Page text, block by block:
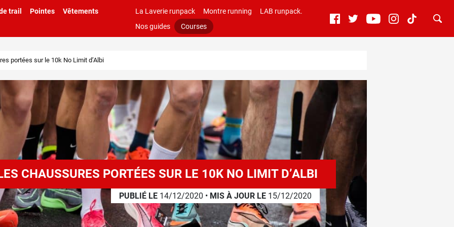
trail Pointes Vêtements La Laverie runpack Montre running
LAB runpack.
Nos guides
Courses
portées sur le 10k No Limit d’Albi
CHAUSSURES PORTÉES SUR LE 10K NO LIMIT D’ALBI
PUBLIÉ LE 14/12/2020 • MIS À JOUR LE 15/12/2020